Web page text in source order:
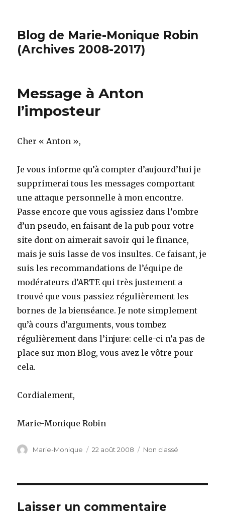
Blog de Marie-Monique Robin
(Archives 2008-2017)
Message à Anton
l’imposteur
Cher « Anton »,
Je vous informe qu’à compter d’aujourd’hui je
supprimerai tous les messages comportant
une attaque personnelle à mon encontre.
Passe encore que vous agissiez dans l’ombre
d’un pseudo, en faisant de la pub pour votre
site dont on aimerait savoir qui le finance,
mais je suis lasse de vos insultes. Ce faisant, je
suis les recommandations de l’équipe de
modérateurs d’ARTE qui très justement a
trouvé que vous passiez régulièrement les
bornes de la bienséance. Je note simplement
qu’à cours d’arguments, vous tombez
régulièrement dans l’injure: celle-ci n’a pas de
place sur mon Blog, vous avez le vôtre pour
cela.
Cordialement,
Marie-Monique Robin
Auteur
Marie-Monique
Publié
22 août 2008 Catégories
Non classé
Laisser un commentaire